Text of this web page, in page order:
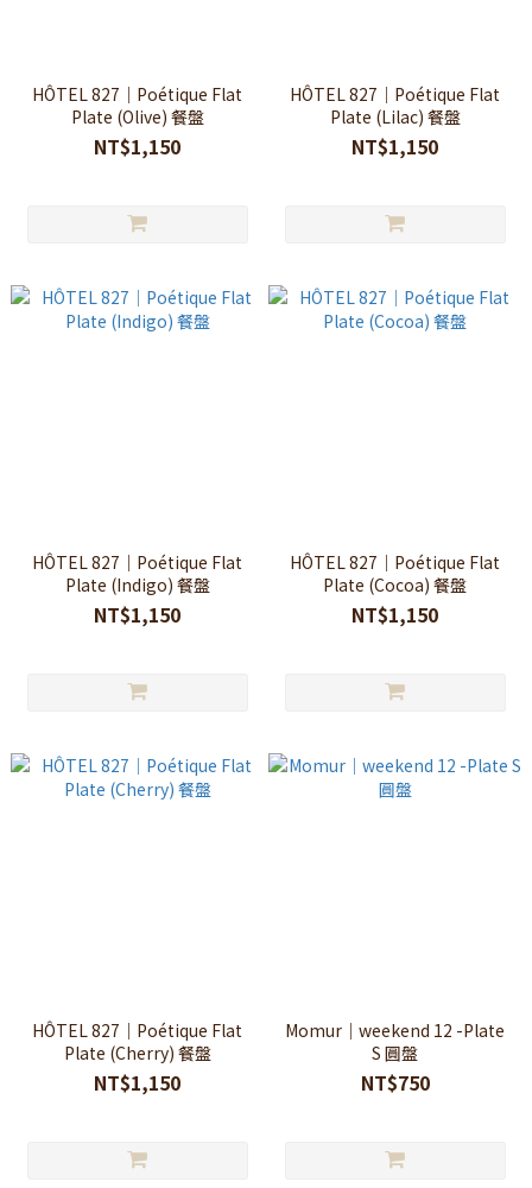
HÔTEL 827｜Poétique Flat
Plate (Olive) 餐盤
NT$1,150
HÔTEL 827｜Poétique Flat
Plate (Lilac) 餐盤
NT$1,150
HÔTEL 827｜Poétique Flat
Plate (Indigo) 餐盤
NT$1,150
HÔTEL 827｜Poétique Flat
Plate (Cocoa) 餐盤
NT$1,150
HÔTEL 827｜Poétique Flat
Plate (Cherry) 餐盤
NT$1,150
Momur｜weekend 12 -Plate
S 圓盤
NT$750